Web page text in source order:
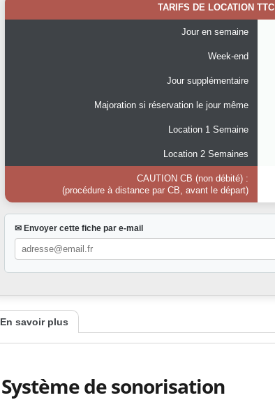
TARIFS DE LOCATION TTC
Jour en semaine
Week-end
Jour supplémentaire
Majoration si réservation le jour même
Location 1 Semaine
Location 2 Semaines
CAUTION CB (non débité) :
(procédure à distance par CB, avant le départ)
✉ Envoyer cette fiche par e-mail
En savoir plus
Système de sonorisation